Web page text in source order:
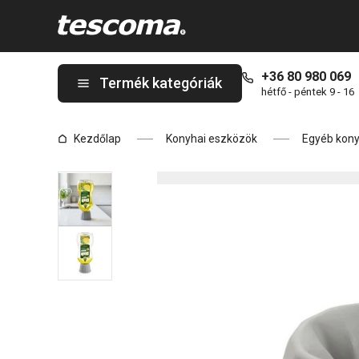
Termék kategóriák +36 80 980 069
hétfő - péntek 9 - 16
Kezdőlap Konyhai eszközök Egyéb